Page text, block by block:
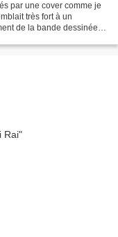
par une cover comme je
très fort à un
de la bande dessinée